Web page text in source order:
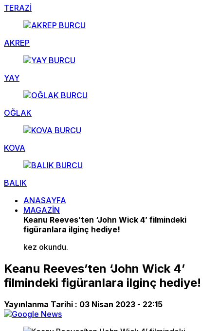
TERAZİ
AKREP
YAY
OĞLAK
KOVA
BALIK
ANASAYFA
MAGAZİN
Keanu Reeves’ten ‘John Wick 4’ filmindeki
figüranlara ilginç hediye!
kez okundu.
Keanu Reeves’ten ‘John Wick 4’
filmindeki figüranlara ilginç hediye!
Yayınlanma Tarihi : 03 Nisan 2023 - 22:15